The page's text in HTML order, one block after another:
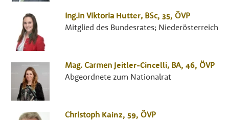
Ing.in Viktoria Hutter, BSc, 35, ÖVP
Mitglied des Bundesrates; Niederösterreich
Mag. Carmen Jeitler-Cincelli, BA, 46, ÖVP
Abgeordnete zum Nationalrat
Christoph Kainz, 59, ÖVP